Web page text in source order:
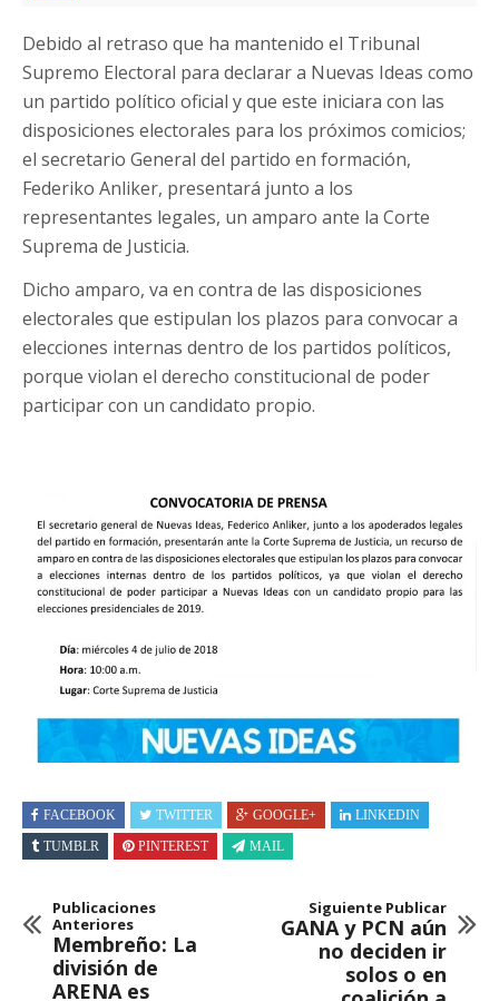
Debido al retraso que ha mantenido el Tribunal
Supremo Electoral para declarar a Nuevas Ideas como
un partido político oficial y que este iniciara con las
disposiciones electorales para los próximos comicios;
el secretario General del partido en formación,
Federiko Anliker, presentará junto a los
representantes legales, un amparo ante la Corte
Suprema de Justicia.
Dicho amparo, va en contra de las disposiciones
electorales que estipulan los plazos para convocar a
elecciones internas dentro de los partidos políticos,
porque violan el derecho constitucional de poder
participar con un candidato propio.
FACEBOOK TWITTER GOOGLE+
LINKEDIN
TUMBLR
PINTEREST MAIL
Publicaciones
Anteriores
Membreño: La
división de
ARENA es
Siguiente Publicar
GANA y PCN aún
no deciden ir
solos o en